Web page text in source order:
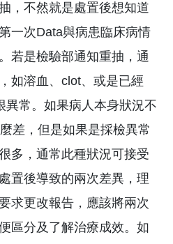
，不然就是處置後想知道
一次Data與病患臨床病情
若是檢驗部通知重抽，通
如溶血、clot、或是已經
異常。如果病人本身狀況不
差，但是如果是採檢異常
多，通常此種狀況可接受
置後導致的兩次差異，理
求更改報告，應該將兩次
區分及了解治療成效。如